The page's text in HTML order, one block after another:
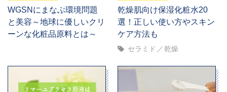
WGSNにまなぶ環境問題
と美容～地球に優しいクリ
ーンな化粧品原料とは～
乾燥肌向け保湿化粧水20
選！正しい使い方やスキン
ケア方法も
セラミド 乾燥